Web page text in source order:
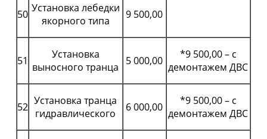
50 Установка лебедки
якорного типа
9 500,00
51
Установка
выносного транца
5 000,00
*9 500,00 – с
демонтажем ДВС
52 Установка транца
гидравлического
6 000,00
*9 500,00 – с
демонтажем ДВС